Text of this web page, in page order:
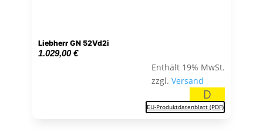
Liebherr GN 52Vd2i
1.029,00€
Enthält 19% MwSt.
zzgl.Versand
D
EU-Produktdatenblatt (PDF)